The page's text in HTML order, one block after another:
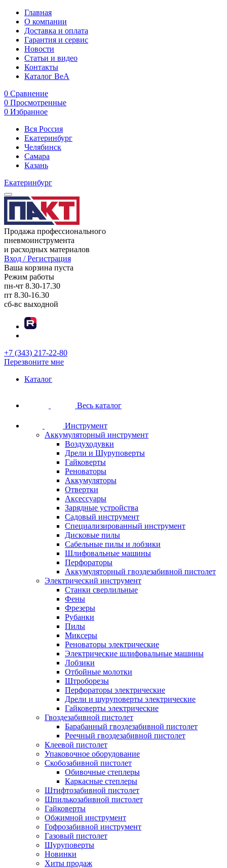
Главная
О компании
Доставка и оплата
Гарантия и сервис
Новости
Статьи и видео
Контакты
Каталог BeA
0 Сравнение
0 Просмотренные
0 Избранное
Вся Россия
Екатеринбург
Челябинск
Самара
Казань
Екатеринбург
Продажа профессионального
пневмоинструмента
и расходных материалов
Вход / Регистрация
Ваша корзина пуста
Режим работы
пн-чт 8.30-17.30
пт 8.30-16.30
сб-вс выходной
+7 (343) 217-22-80
Перезвоните мне
Каталог
Весь каталог
Инструмент
Аккумуляторный инструмент
Воздуходувки
Дрели и Шуруповерты
Гайковерты
Реноваторы
Аккумуляторы
Отвертки
Аксессуары
Зарядные устройства
Садовый инструмент
Специализированный инструмент
Дисковые пилы
Сабельные пилы и лобзики
Шлифовальные машины
Перфораторы
Аккумуляторный гвоздезабивной пистолет
Электрический инструмент
Станки сверлильные
Фены
Фрезеры
Рубанки
Пилы
Миксеры
Реноваторы электрические
Электрические шлифовальные машины
Лобзики
Отбойные молотки
Штроборезы
Перфораторы электрические
Дрели и шуруповерты электрические
Гайковерты электрические
Гвоздезабивной пистолет
Барабанный гвоздезабивной пистолет
Реечный гвоздезабивной пистолет
Клеевой пистолет
Упаковочное оборудование
Скобозабивной пистолет
Обивочные степлеры
Каркасные степлеры
Штифтозабивной пистолет
Шпилькозабивной пистолет
Гайковерты
Обжимной инструмент
Гофрозабивной инструмент
Газовый пистолет
Шуруповерты
Новинки
Хиты продаж